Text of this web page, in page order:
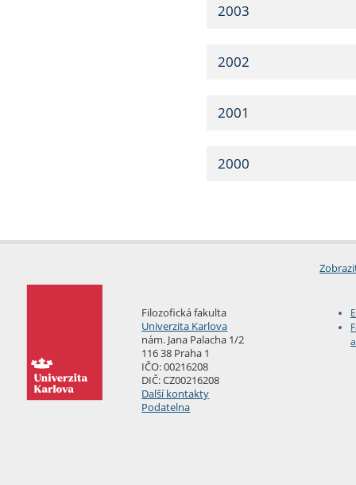
2003
2002
2001
2000
Filozofická fakulta
Univerzita Karlova
nám. Jana Palacha 1/2
116 38 Praha 1
IČO: 00216208
DIČ: CZ00216208
Další kontakty
Podatelna